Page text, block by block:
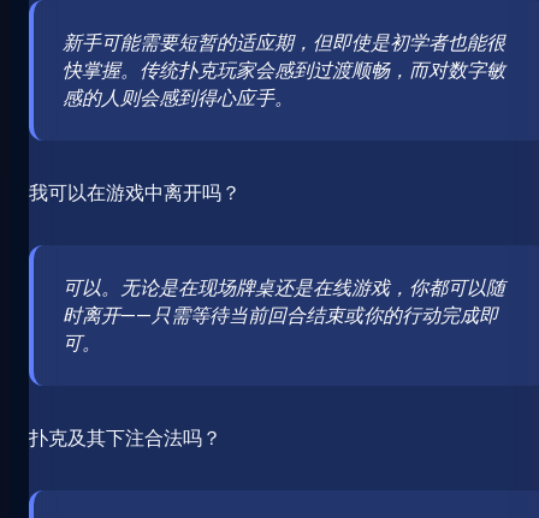
新手可能需要短暂的适应期，但即使是初学者也能很
快掌握。传统扑克玩家会感到过渡顺畅，而对数字敏
感的人则会感到得心应手。
我可以在游戏中离开吗？
可以。无论是在现场牌桌还是在线游戏，你都可以随
时离开——只需等待当前回合结束或你的行动完成即
可。
扑克及其下注合法吗？